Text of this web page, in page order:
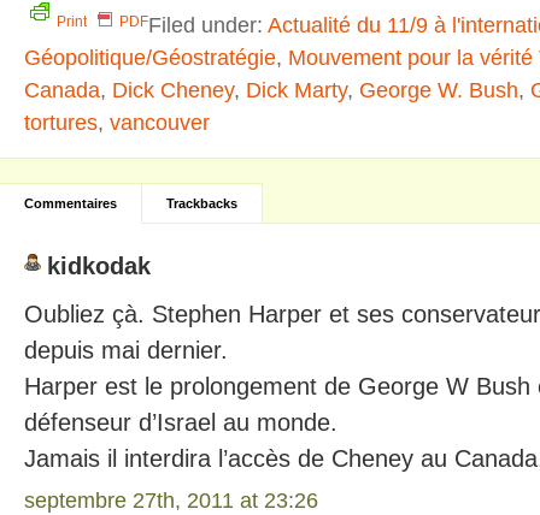
Print PDFFiled under: Actualité du 11/9 à
Géopolitique/Géostratégie, Mouvement pour la vérité
Canada, Dick Cheney, Dick Marty, George W. Bush,
tortures, vancouver
Commentaires Trackbacks
kidkodak
Oubliez çà. Stephen Harper et ses
depuis mai dernier.
Harper est le prolongement de George W Bush
défenseur d’Israel au monde.
Jamais il interdira l’accès de Cheney au
septembre 27th, 2011 at 23:26